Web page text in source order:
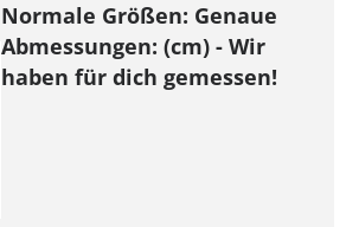
Normale Größen: Genaue
Abmessungen: (cm) - Wir
haben für dich gemessen!